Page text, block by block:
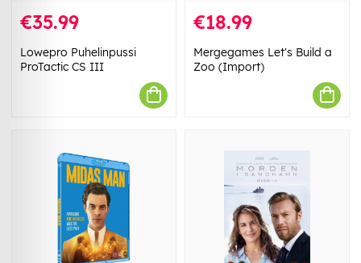
€35.99
Lowepro Puhelinpussi
ProTactic CS III
€18.99
Mergegames Let's Build a
Zoo (Import)